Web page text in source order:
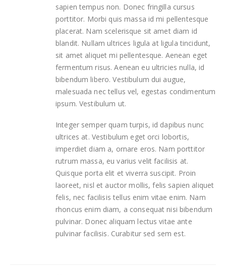
sapien tempus non. Donec fringilla cursus
porttitor. Morbi quis massa id mi pellentesque
placerat. Nam scelerisque sit amet diam id
blandit. Nullam ultrices ligula at ligula tincidunt,
sit amet aliquet mi pellentesque. Aenean eget
fermentum risus. Aenean eu ultricies nulla, id
bibendum libero. Vestibulum dui augue,
malesuada nec tellus vel, egestas condimentum
ipsum. Vestibulum ut.
Integer semper quam turpis, id dapibus nunc
ultrices at. Vestibulum eget orci lobortis,
imperdiet diam a, ornare eros. Nam porttitor
rutrum massa, eu varius velit facilisis at.
Quisque porta elit et viverra suscipit. Proin
laoreet, nisl et auctor mollis, felis sapien aliquet
felis, nec facilisis tellus enim vitae enim. Nam
rhoncus enim diam, a consequat nisi bibendum
pulvinar. Donec aliquam lectus vitae ante
pulvinar facilisis. Curabitur sed sem est.